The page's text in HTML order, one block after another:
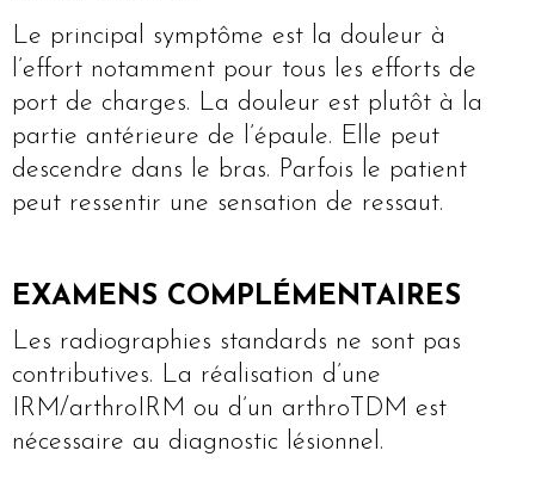
Le principal symptôme est la douleur à
l’effort notamment pour tous les efforts de
port de charges. La douleur est plutôt à la
partie antérieure de l’épaule. Elle peut
descendre dans le bras. Parfois le patient
peut ressentir une sensation de ressaut.
EXAMENS COMPLÉMENTAIRES
Les radiographies standards ne sont pas
contributives. La réalisation d’une
IRM/arthroIRM ou d’un arthroTDM est
nécessaire au diagnostic lésionnel.